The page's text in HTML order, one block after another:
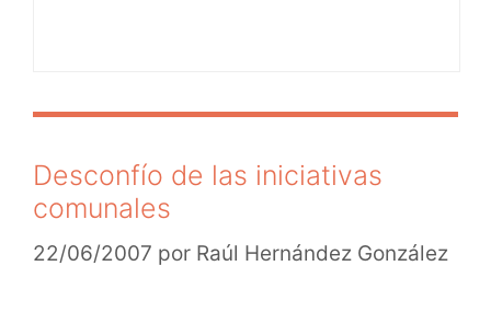
Desconfío de las iniciativas
comunales
22/06/2007 por Raúl Hernández González